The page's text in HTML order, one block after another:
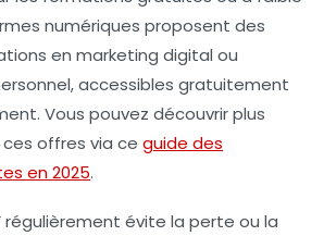
numériques proposent des
en marketing digital ou
accessibles gratuitement
Vous pouvez découvrir plus
offres via ce guide des
en 2025.
régulièrement évite la perte ou la